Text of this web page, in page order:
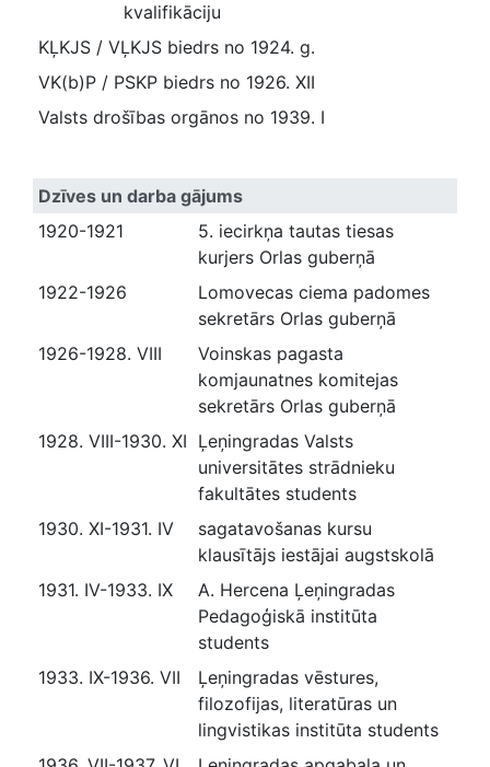
kvalifikāciju
KĻKJS / VĻKJS biedrs no 1924. g.
VK(b)P / PSKP biedrs no 1926. XII
Valsts drošības orgānos no 1939. I
Dzīves un darba gājums
1920-1921
5. iecirkņa tautas tiesas
kurjers Orlas guberņā
1922-1926
Lomovecas ciema padomes
sekretārs Orlas guberņā
1926-1928. VIII
Voinskas pagasta
komjaunatnes komitejas
sekretārs Orlas guberņā
1928. VIII-1930. XI Ļeņingradas Valsts
universitātes strādnieku
fakultātes students
1930. XI-1931. IV
sagatavošanas kursu
klausītājs iestājai augstskolā
1931. IV-1933. IX
A. Hercena Ļeņingradas
Pedagoģiskā institūta
students
1933. IX-1936. VII
Ļeņingradas vēstures,
filozofijas, literatūras un
lingvistikas institūta students